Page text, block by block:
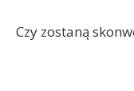
Czy zostaną